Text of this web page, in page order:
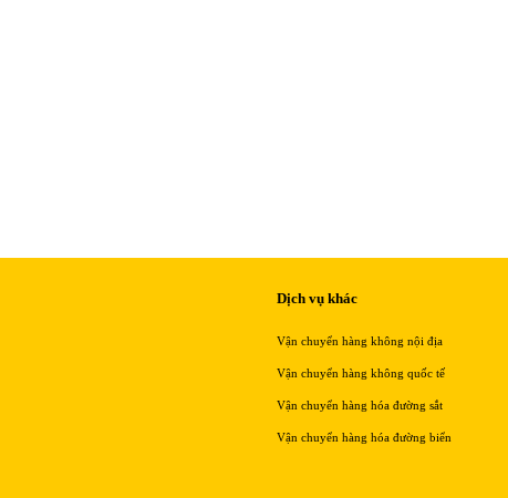
Dịch vụ khác
Vận chuyển hàng không nội địa
Vận chuyển hàng không quốc tế
Vận chuyển hàng hóa đường sắt
Vận chuyển hàng hóa đường biển